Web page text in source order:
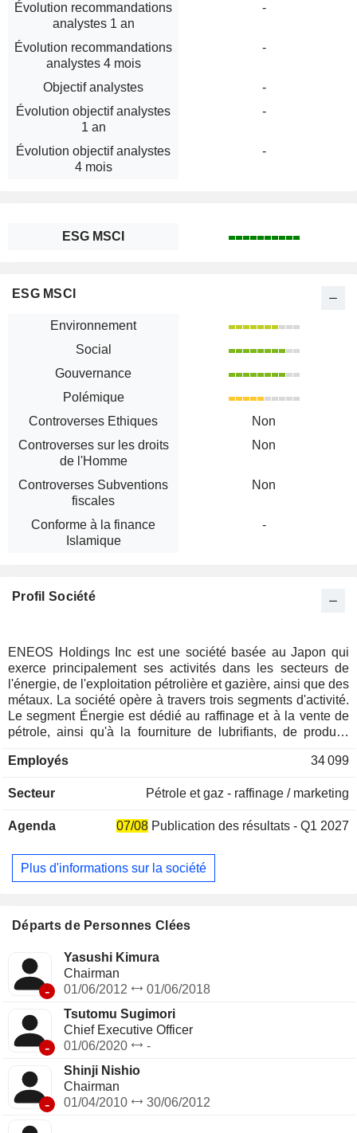
Évolution recommandations
analystes 1 an
-
Évolution recommandations
analystes 4 mois
-
Objectif analystes
-
Évolution objectif analystes
1 an
-
Évolution objectif analystes
4 mois
-
ESG MSCI
ESG MSCI
Environnement
Social
Gouvernance
Polémique
Controverses Ethiques
Non
Controverses sur les droits
de l'Homme
Non
Controverses Subventions
fiscales
Non
Conforme à la finance
Islamique
-
Profil Société
ENEOS Holdings Inc est une société basée au Japon qui
exerce principalement ses activités dans les secteurs de
l'énergie, de l'exploitation pétrolière et gazière, ainsi que des
métaux. La société opère à travers trois segments d'activité.
Le segment Énergie est dédié au raffinage et à la vente de
pétrole, ainsi qu'à la fourniture de lubrifiants, de produits
gaz, de charbon, d'électricité, d'énergies nouvelles et
gazière est dédié à l'exploration, au développement et à la
est dédié à la fabrication et à la vente de feuilles de cuivre,
précision, de matériaux en couches minces, ainsi qu’à
l’exploitation et à l’extraction de ressources en métaux non
électriques. La société exerce également des activités
les travaux de génie civil, les travaux de construction, le
transport terrestre, la location immobilière et la collecte de
fonds.
Employés 34 099
Secteur Pétrole et gaz - raffinage / marketing
Agenda 07/08 Publication des résultats - Q1 2027
Plus d'informations sur la société
Départs de Personnes Clées
-
Yasushi Kimura
Chairman
01/06/2012
01/06/2018
-
Tsutomu Sugimori
Chief Executive Officer
01/06/2020
-
-
Shinji Nishio
Chairman
01/04/2010
30/06/2012